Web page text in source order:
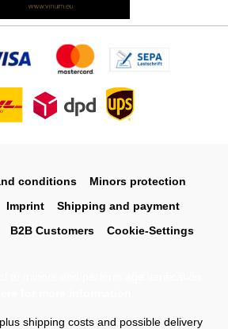
conditions
Minors protection
Imprint
Shipping and payment
B2B Customers Cookie-Settings
shipping costs and possible delivery